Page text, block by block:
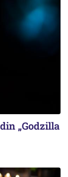
„Godzilla